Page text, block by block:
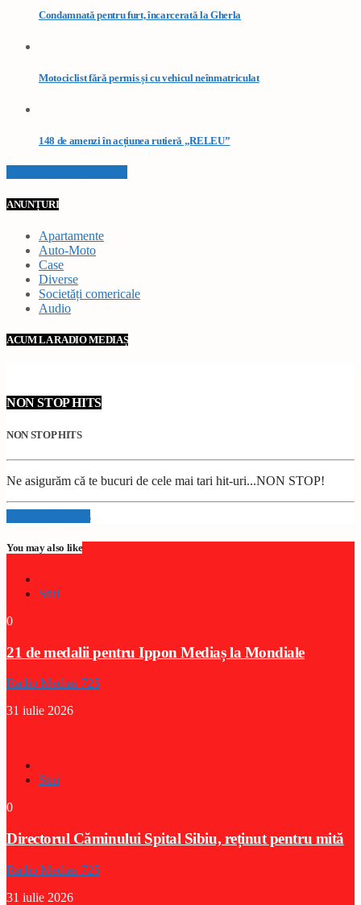
Condamnată pentru furt, încarcerată la Gherla
Motociclist fără permis și cu vehicul neînmatriculat
148 de amenzi în acțiunea rutieră „RELEU”
ANUNȚURI
Apartamente
Auto-Moto
Case
Diverse
Societăți comericale
Audio
ACUM LA RADIO MEDIAȘ
NON STOP HITS
NON STOP HITS
Ne asigurăm că te bucuri de cele mai tari hit-uri...NON STOP!
Info and episodes
You may also like
Stiri
0
21 de medalii pentru Ippon Mediaș la Mondiale
Radio Medias 725
31 iulie 2026
Stiri
0
Directorul Căminului Spital Sibiu, reținut pentru mită
Radio Medias 725
31 iulie 2026